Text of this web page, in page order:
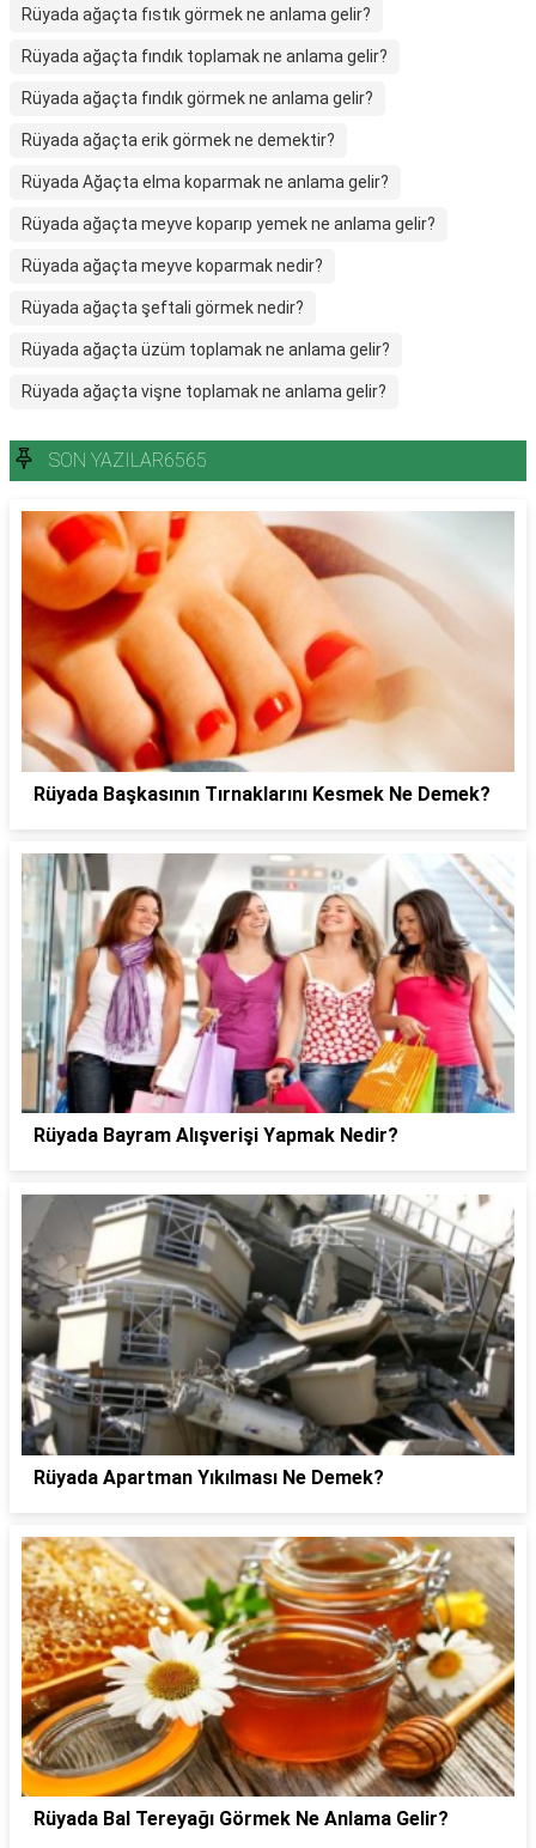
Rüyada ağaçta fıstık görmek ne anlama gelir?
Rüyada ağaçta fındık toplamak ne anlama gelir?
Rüyada ağaçta fındık görmek ne anlama gelir?
Rüyada ağaçta erik görmek ne demektir?
Rüyada Ağaçta elma koparmak ne anlama gelir?
Rüyada ağaçta meyve koparıp yemek ne anlama gelir?
Rüyada ağaçta meyve koparmak nedir?
Rüyada ağaçta şeftali görmek nedir?
Rüyada ağaçta üzüm toplamak ne anlama gelir?
Rüyada ağaçta vişne toplamak ne anlama gelir?
SON YAZILAR6565
Rüyada Başkasının Tırnaklarını Kesmek Ne Demek?
Rüyada Bayram Alışverişi Yapmak Nedir?
Rüyada Apartman Yıkılması Ne Demek?
Rüyada Bal Tereyağı Görmek Ne Anlama Gelir?